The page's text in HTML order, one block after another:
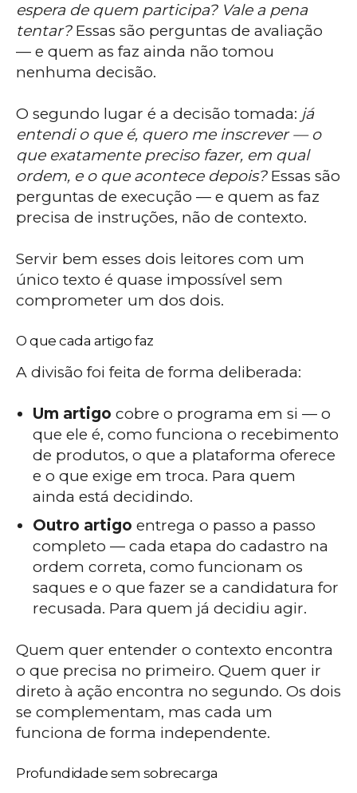
espera de quem participa? Vale a pena
tentar?Essas são perguntas de avaliação
— e quem as faz ainda não tomou
nenhuma decisão.
O segundo lugar é a decisão tomada: já
entendi o que é, quero me inscrever — o
que exatamente preciso fazer, em qual
ordem, e o que acontece depois?Essas são
perguntas de execução — e quem as faz
precisa de instruções, não de contexto.
Servir bem esses dois leitores com um
único texto é quase impossível sem
comprometer um dos dois.
O que cada artigo faz
A divisão foi feita de forma deliberada:
Um artigo cobre o programa em si — o
que ele é, como funciona o recebimento
de produtos, o que a plataforma oferece
e o que exige em troca. Para quem
ainda está decidindo.
Outro artigo entrega o passo a passo
completo — cada etapa do cadastro na
ordem correta, como funcionam os
saques e o que fazer se a candidatura for
recusada. Para quem já decidiu agir.
Quem quer entender o contexto encontra
o que precisa no primeiro. Quem quer ir
direto à ação encontra no segundo. Os dois
se complementam, mas cada um
funciona de forma independente.
Profundidade sem sobrecarga